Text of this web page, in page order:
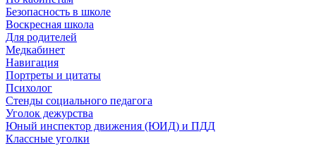
Безопасность в школе
Воскресная школа
Для родителей
Медкабинет
Навигация
Портреты и цитаты
Психолог
Стенды социального педагога
Уголок дежурства
Юный инспектор движения (ЮИД) и ПДД
Классные уголки